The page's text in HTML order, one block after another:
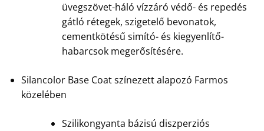
üvegszövet-háló vízzáró védő- és repedés
gátló rétegek, szigetelő bevonatok,
cementkötésű simító- és kiegyenlítő-
habarcsok megerősítésére.
Silancolor Base Coat színezett alapozó Farmos
közelében
Szilikongyanta bázisú diszperziós